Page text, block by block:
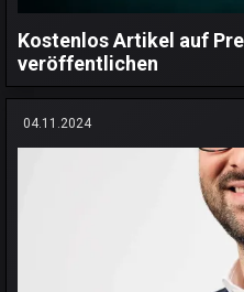
Kostenlos Artikel auf
veröffentlichen
04.11.2024